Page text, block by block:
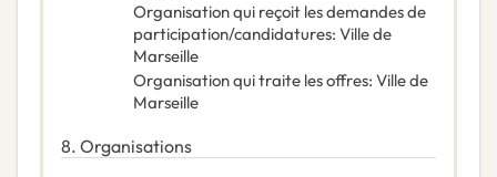
Organisation qui reçoit les demandes de
participation/candidatures: Ville de
Marseille
Organisation qui traite les offres: Ville de
Marseille
8. Organisations